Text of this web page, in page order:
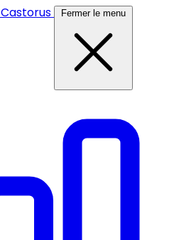
Castorus Fermer le menu